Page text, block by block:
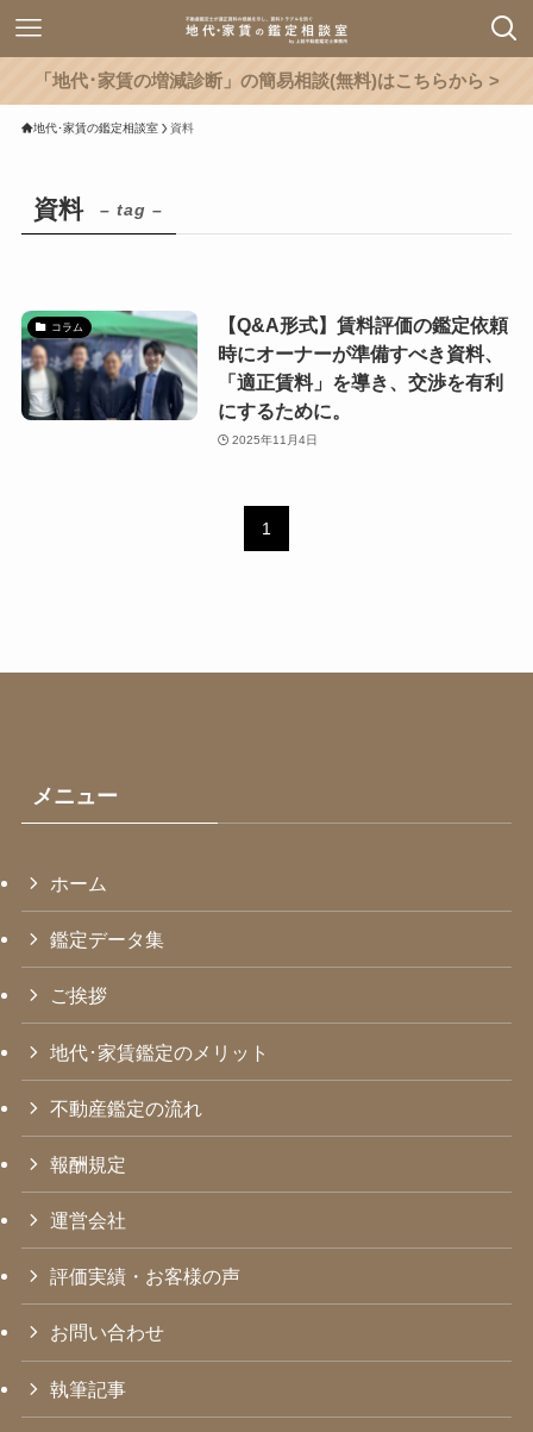
「地代･家賃の増減診断」の簡易相談(無料)はこちらから >
地代･家賃の鑑定相談室 資料
資料 – tag –
コラム
【Q&A形式】賃料評価の鑑定依頼
時にオーナーが準備すべき資料、
「適正賃料」を導き、交渉を有利
にするために。
2025年11月4日
1
メニュー
ホーム
鑑定データ集
ご挨拶
地代･家賃鑑定のメリット
不動産鑑定の流れ
報酬規定
運営会社
評価実績・お客様の声
お問い合わせ
執筆記事